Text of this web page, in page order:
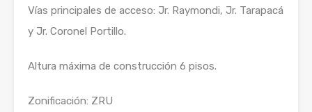
Vías principales de acceso: Jr. Raymondi, Jr. Tarapacá
y Jr. Coronel Portillo.
Altura máxima de construcción 6 pisos.
Zonificación: ZRU